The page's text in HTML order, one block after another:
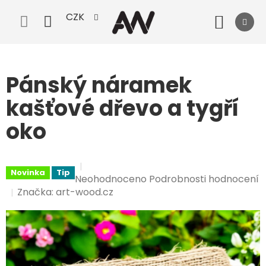
obsah
CZK
Pánský náramek
kašťové dřevo a tygří
oko
Novinka Tip Průměrné
hodnocení
je
0,0
z
5
Neohodnoceno Podrobnosti hodnocení
Značka:art-wood.cz